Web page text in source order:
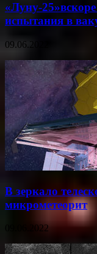
«Луну-
испытания в
09.06.2022
В зеркало
микрометеорит
09.06.2022